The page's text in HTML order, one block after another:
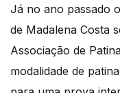
Já no ano passado
de Madalena Costa
Associação de
modalidade de